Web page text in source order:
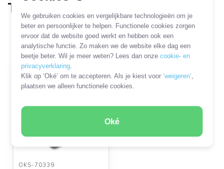
We gebruiken cookies en vergelijkbare technologieën om je
beter en persoonlijker te helpen. Functionele cookies zorgen
ervoor dat de website goed werkt en hebben ook een
analytische functie. Zo maken we de website elke dag een
beetje beter. Wil je meer weten? Lees dan onzecookie- en
privacyverklaring
Klik op ‘Oké’ om te accepteren. Als je kiest voor‘weigeren’
plaatsen we alleen functionele cookies.
Oké
TNC - FME kabels en adapters
1 PRODUCT
Filters SORTEER OP
OKS-70339